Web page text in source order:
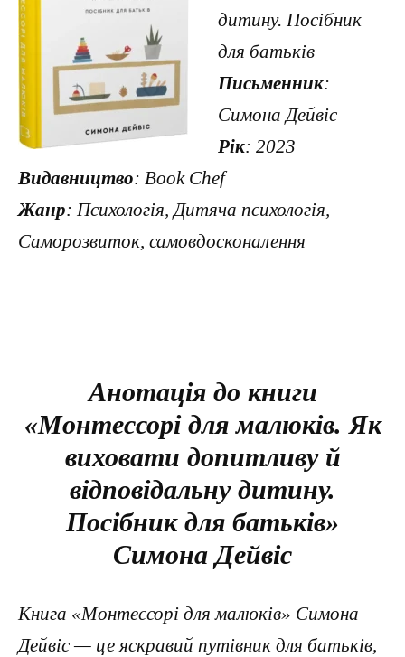
дитину. Посібник
для батьків
Письменник:
Симона Дейвіс
Рік: 2023
Видавництво: Book Chef
Жанр: Психологія, Дитяча психологія,
Саморозвиток, самовдосконалення
Анотація до книги
«Монтессорі для малюків. Як
виховати допитливу й
відповідальну дитину.
Посібник для батьків»
Симона Дейвіс
Книга «Монтессорі для малюків» Симона
Дейвіс — це яскравий путівник для батьків,